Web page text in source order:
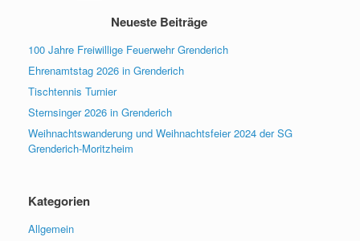
Neueste Beiträge
100 Jahre Freiwillige Feuerwehr Grenderich
Ehrenamtstag 2026 in Grenderich
Tischtennis Turnier
Sternsinger 2026 in Grenderich
Weihnachtswanderung und Weihnachtsfeier 2024 der SG
Grenderich-Moritzheim
Kategorien
Allgemein